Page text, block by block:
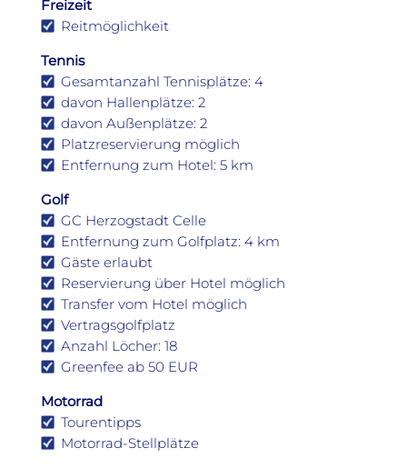
Freizeit
Reitmöglichkeit
Tennis
Gesamtanzahl Tennisplätze: 4
davon Hallenplätze: 2
davon Außenplätze: 2
Platzreservierung möglich
Entfernung zum Hotel: 5 km
Golf
GC Herzogstadt Celle
Entfernung zum Golfplatz: 4 km
Gäste erlaubt
Reservierung über Hotel möglich
Transfer vom Hotel möglich
Vertragsgolfplatz
Anzahl Löcher: 18
Greenfee ab 50 EUR
Motorrad
Tourentipps
Motorrad-Stellplätze